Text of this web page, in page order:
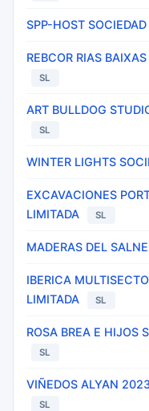
SPP-HOST
REBCOR RIAS
SL
ART BULLDOG
SL
WINTER LIGHTS
EXCAVACIONES
LIMITADA
SL
MADERAS DEL
IBERICA
LIMITADA
SL
ROSA BREA E HIJOS
SL
VIÑEDOS ALYAN
SL